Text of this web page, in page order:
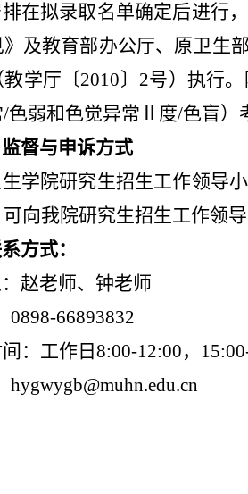
在拟录取名单确定后进行
及教育部办公厅、原卫生
学厅〔2010〕2号）执行
色弱和色觉异常Ⅱ度/色盲）
督与申诉方式
学院研究生招生工作领导
向我院研究生招生工作领
方式：
赵老师、钟老师
0898-66893832
间：工作日8:00-12:00，
hygwygb@muhn.edu.cn